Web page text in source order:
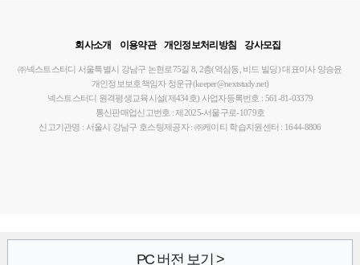
회사소개 이용약관 개인정보처리방침 강사모집
㈜넥스트스터디 서울특별시 강남구 논현로75길 8, 2층(역삼동, 비드 빌딩)대표이사 양승윤
개인정보보호책임자 정운규(keeper@nextstudy.net)
넥스트스터디 원격평생교육시설(제434호) 사업자등록번호 : 561-81-03379
통신판매업신고번호 : 제2025-서울구로-1079호
신고기관명 : 서울시 강남구 호스팅제공자 : ㈜케이티 학습지원센터 : 1644-8806
PC 버전 보기 >